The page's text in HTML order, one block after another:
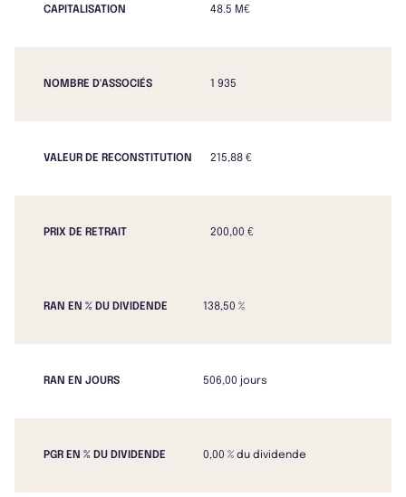
CAPITALISATION 48.5 M€
NOMBRE D'ASSOCIÉS 1 935
VALEUR DE RECONSTITUTION 215,88 €
PRIX DE RETRAIT 200,00 €
RAN EN % DU DIVIDENDE 138,50 %
RAN EN JOURS 506,00 jours
PGR EN % DU DIVIDENDE 0,00 % du dividende